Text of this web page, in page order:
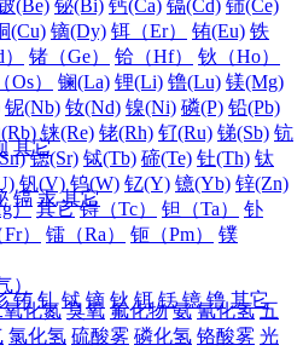
(Be) 铋(Bi) 钙(Ca) 镉(Cd) 铈(Ce)
(Cu) 镝(Dy) 铒（Er） 铕(Eu) 铁
锗（Ge） 铪（Hf）
钬（Ho）
Os） 镧(La) 锂(Li) 镥(Lu) 镁(Mg)
铌(Nb) 钕(Nd) 镍(Ni) 磷(P) 铅(Pb)
铼(Re) 铑(Rh) 钌(Ru) 锑(Sb) 钪
锶(Sr) 铽(Tb) 碲(Te) 钍(Th) 钛
钒(V) 钨(W) 钇(Y) 镱(Yb) 锌(Zn)
） 其它 锝（Tc） 钽（Ta）
钋
） 镭（Ra） 钷（Pm）
镤
）
氧化氮 臭氧 氟化物 氨 氰化氢 五
氯化氢 硫酸雾 磷化氢 铬酸雾 光
其它
镉 汞 其它
铕 钆 铽 镝 钬 铒 铥 镱 镥 其它